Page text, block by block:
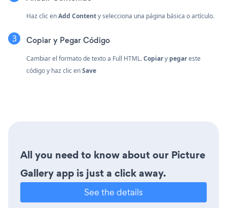
Haz clic enAdd Contenty selecciona una página básica o artículo.
Copiar y Pegar Código
Cambiar el formato de texto a Full HTML.Copiary pegareste
código y haz clic enSave
All you need to know about our Picture
Gallery app is just a click away.
See the details